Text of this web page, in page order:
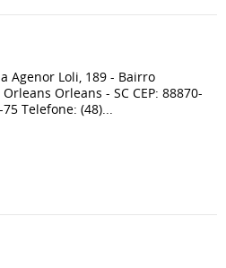
Agenor Loli, 189 - Bairro
Orleans - SC CEP: 88870-
Telefone: (48)...